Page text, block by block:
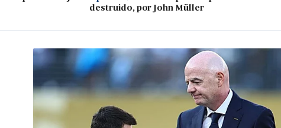
destruido, por John Müller